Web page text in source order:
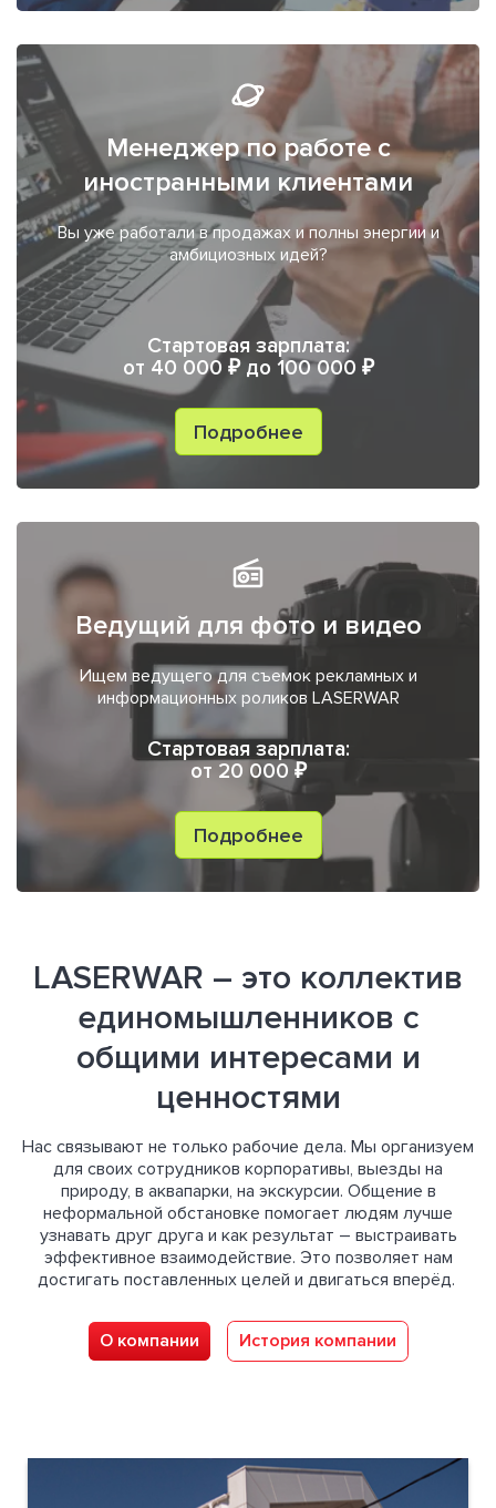
Менеджер по работе с
иностранными клиентами
Вы уже работали в продажах и полны энергии и
амбициозных идей?
Стартовая зарплата:
от 40 000 ₽ до 100 000 ₽
Подробнее
Ведущий для фото и видео
Ищем ведущего для съемок рекламных и
информационных роликов LASERWAR
Стартовая зарплата:
от 20 000 ₽
Подробнее
LASERWAR – это коллектив
единомышленников с
общими интересами и
ценностями
Нас связывают не только рабочие дела. Мы организуем
для своих сотрудников корпоративы, выезды на
природу, в аквапарки, на экскурсии. Общение в
неформальной обстановке помогает людям лучше
узнавать друг друга и как результат – выстраивать
эффективное взаимодействие. Это позволяет нам
достигать поставленных целей и двигаться вперёд.
О компании История компании